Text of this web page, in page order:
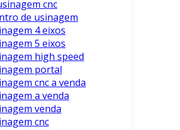
cnc
de usinagem
4 eixos
5 eixos
high speed
portal
cnc a venda
a venda
venda
cnc